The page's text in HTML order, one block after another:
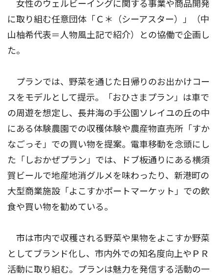
女性のウェルビーイングに関する事業や商品開発
に取り組む任意団体「Ｃ＊（シーアスター）」（中
山柚希代表＝人物風土記で紹介）との協働で企画し
た。
プランでは、野菜を通じた日帰りのお出かけコー
スをモデルとして提示。「おひさまプラン」は車で
の周遊を想定し、長井海の手公園ソレイユの丘の中
にある体験農園での収穫体験や農産物直売所「すか
なごっそ」での買い物を提案。電車移動を念頭にし
た「しおかぜプラン」では、ドブ板通りにある横須
賀ビールで地産地消グルメを味わったり、新港町の
大型商業施設「よこすかポートマーケット」での飲
食や買い物を勧めている。
市は市内で収穫される野菜や果物をよこすか野菜
としてブランド化し、市内外での知名度向上やＰＲ
活動に取り組む。プランは魅力を発信する活動の一